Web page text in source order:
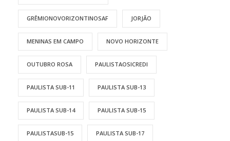
GRÊMIONOVORIZONTINOSAF JORJÃO
MENINAS EM CAMPO NOVO HORIZONTE
OUTUBRO ROSA PAULISTAOSICREDI
PAULISTA SUB-11 PAULISTA SUB-13
PAULISTA SUB-14 PAULISTA SUB-15
PAULISTASUB-15 PAULISTA SUB-17